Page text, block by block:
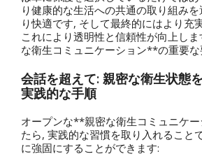
り健康的な生活への共通の取り組み
り快適です, そして最終的にはより充
これにより透明性と信頼性が向上し
な衛生コミュニケーション**の重要な
会話を超えて: 親密な衛生状態
実践的な手順
オープンな**親密な衛生コミュニケ
たら, 実践的な習慣を取り入れること
に強固にすることができます: